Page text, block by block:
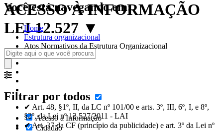
ACESSO À INFORMAÇÃO
LEI 12.527 ▼
Filtrar por todos
Acesso à Informação
Cidadão
Você está navegando em:
Home
Estrutura organizacional
Atos Normativos da Estrutura Organizacional
✔ Art. 48, §1º, II, da LC nº 101/00 e arts. 3º, III, 6º, I, e 8º,
§2º, da Lei nº 12.527/2011 - LAI
✔ Art. 37 da CF (princípio da publicidade) e art. 3º da Lei nº